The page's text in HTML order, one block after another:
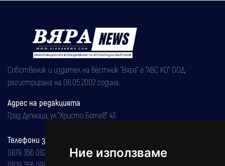
Ние използваме
Собственик и издател на вестник "Вяра" е "АВС КО" ООД,
регистрирана на 08.05.2002 година.
Адрес на редакцията
Град Дупница, ул.''Христо Ботев" 43
Телефони за реклама и абонаменти
0879 356 082